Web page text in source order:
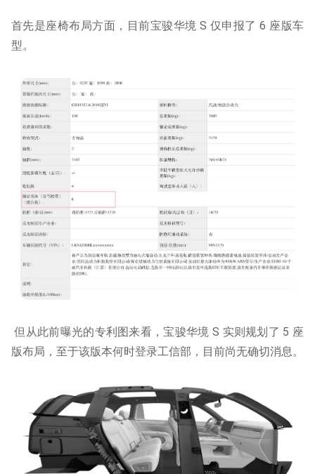
首先是座椅布局方面，目前宝骏华境 S 仅申报了 6 座版车
型。
但从此前曝光的专利图来看，宝骏华境 S 实则规划了 5 座
版布局，至于该版本何时登录工信部，目前尚无确切消息。